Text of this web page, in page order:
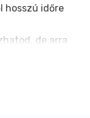
hosszú időre
de arra